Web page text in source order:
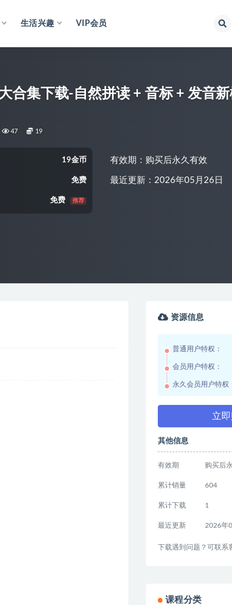
生活兴趣 VIP会员
合集下载-自然拼读 + 音标 + 发音
47 19
19金币
免费
免费 推荐
有效期：购买后永久有效
最近更新：2026年05月26日
资源信息
普通用户特权：
会员用户特权：
永久会员用户特权
立
其他信息
有效期 购买后
累计销量 604
累计下载 1
最近更新 2026年
下载遇到问题？可联系
课程分类